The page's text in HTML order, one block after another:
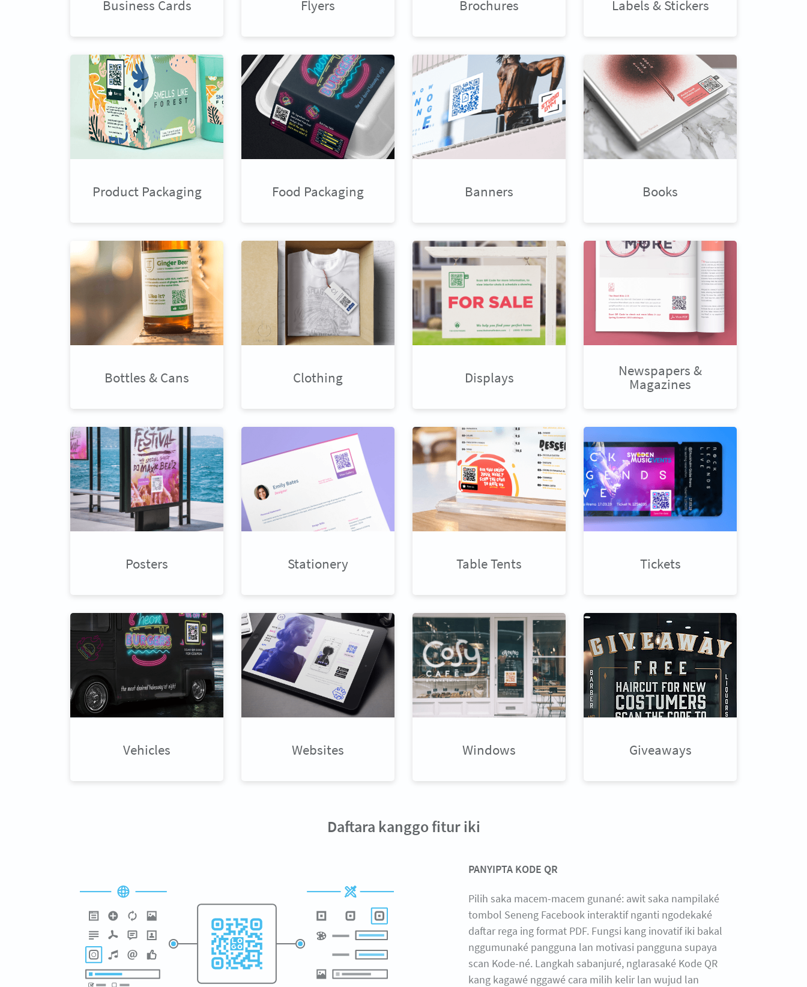
Business Cards Flyers Brochures Labels & Stickers
Product Packaging Food Packaging Banners Books
Bottles & Cans Clothing Displays Newspapers &
Magazines
Posters Stationery Table Tents Tickets
Vehicles Websites Windows Giveaways
Daftara kanggo fitur iki
PANYIPTA KODE QR
Pilih saka macem-macem gunané: awit saka nampilaké
tombol Seneng Facebook interaktif nganti ngodekaké
daftar rega ing format PDF. Fungsi kang inovatif iki bakal
nggumunaké pangguna lan motivasi pangguna supaya
scan Kode-né. Langkah sabanjuré, nglarasaké Kode QR
kang kagawé nggawé cara milih kelir lan wujud lan